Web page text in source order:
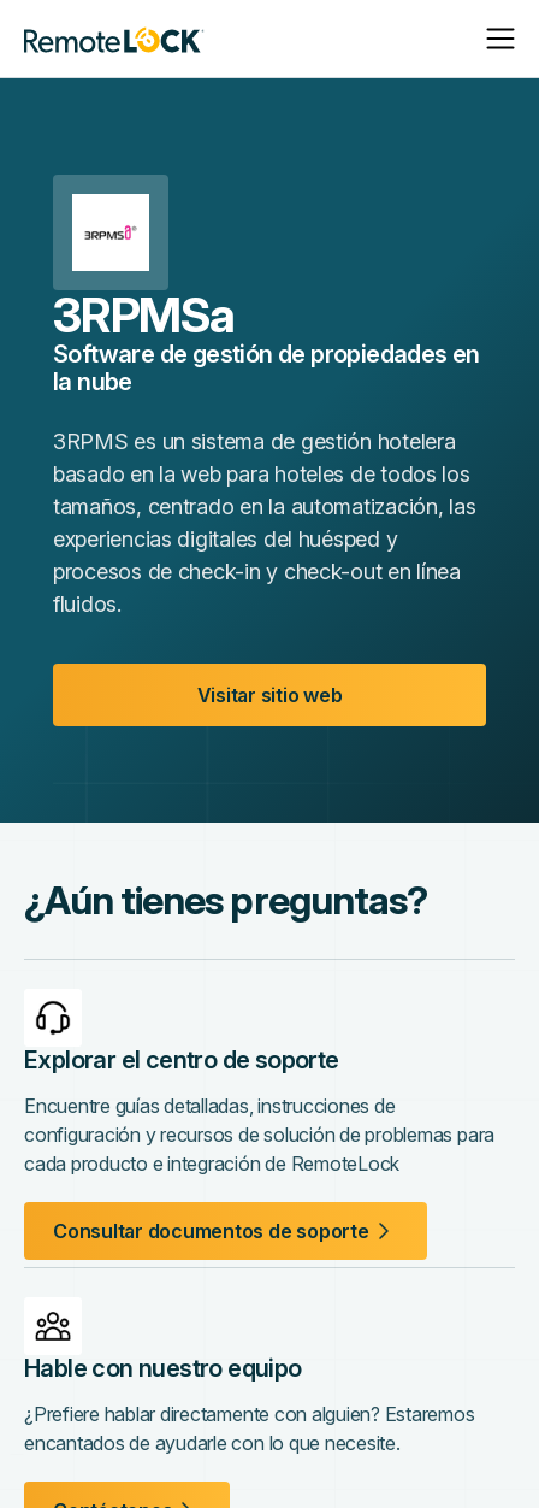
Página
de
inicio
Abrir
Cerrar
3RPMSa
Software de gestión de propiedades en
la nube
3RPMS es un sistema de gestión hotelera
basado en la web para hoteles de todos los
tamaños, centrado en la automatización, las
experiencias digitales del huésped y
procesos de check-in y check-out en línea
fluidos.
Visitar sitio web
¿Aún tienes preguntas?
Explorar el centro de soporte
Encuentre guías detalladas, instrucciones de
configuración y recursos de solución de problemas para
cada producto e integración de RemoteLock
Consultar documentos de soporte
Hable con nuestro equipo
¿Prefiere hablar directamente con alguien? Estaremos
encantados de ayudarle con lo que necesite.